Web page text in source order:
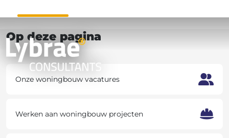
Op deze pagina
Onze woningbouw vacatures
Werken aan woningbouw projecten